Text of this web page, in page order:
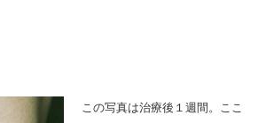
この写真は治療後１週間。ここ